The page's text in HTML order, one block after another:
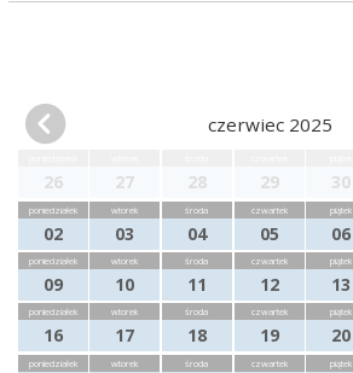
czerwiec 2025
26 27 28 29 30
poniedziałek
02
wtorek
03
środa
04
czwartek
05
piątek
06
poniedziałek
09
wtorek
10
środa
11
czwartek
12
piątek
13
poniedziałek
16
wtorek
17
środa
18
czwartek
19
piątek
20
poniedziałek wtorek środa czwartek piątek